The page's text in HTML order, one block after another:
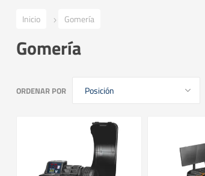
Inicio Gomería
Gomería
ORDENAR POR